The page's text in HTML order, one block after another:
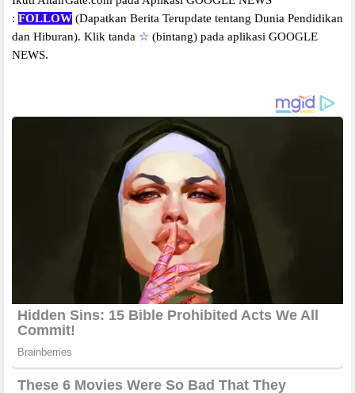
: FOLLOW (Dapatkan Berita Terupdate tentang Dunia Pendidikan
dan Hiburan). Klik tanda ☆ (bintang) pada aplikasi GOOGLE
NEWS.